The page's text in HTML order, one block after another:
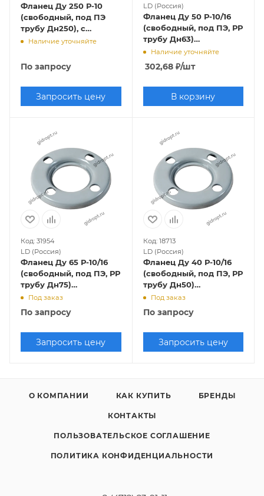
Фланец Ду 250 Р-10
(свободный, под ПЭ
трубу Дн250), с
полимерным
Наличие уточняйте
По запросу
Запросить цену
LD (Россия)
Фланец Ду 50 Р-10/16
(свободный, под ПЭ, РР
трубу Дн63)
штампованный,
оцинкованный
Наличие уточняйте
302,68₽/шт
В корзину
Код: 31954
LD (Россия)
Фланец Ду 65 Р-10/16
(свободный, под ПЭ, РР
трубу Дн75)
штампованный,
Под заказ
По запросу
Запросить цену
Код: 18713
LD (Россия)
Фланец Ду 40 Р-10/16
(свободный, под ПЭ, РР
трубу Дн50)
штампованный,
Под заказ
По запросу
Запросить цену
О КОМПАНИИ КАК КУПИТЬ БРЕНДЫ
КОНТАКТЫ
ПОЛЬЗОВАТЕЛЬСКОЕ СОГЛАШЕНИЕ
ПОЛИТИКА КОНФИДЕНЦИАЛЬНОСТИ